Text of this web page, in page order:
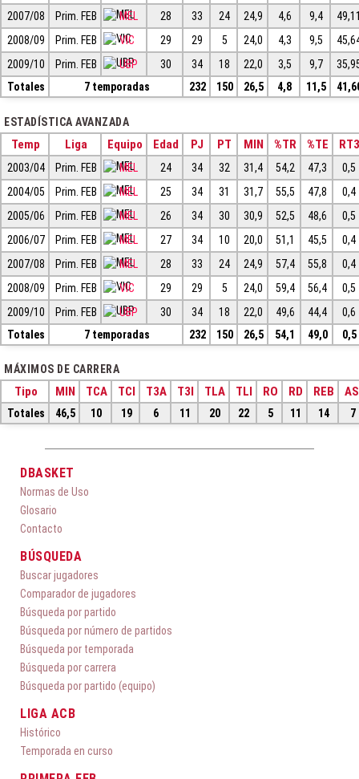
2007/08
Prim. FEB MEL 28 33 24 24,9 4,6 9,4
2008/09
Prim. FEB VIC 29 29 5 24,0 4,3 9,5
2009/10
Prim. FEB UBP 30 34 18 22,0 3,5 9,7
Totales
7 temporadas 232 150 26,5 4,8 11,5
ESTADÍSTICA AVANZADA
Temp Liga Equipo Edad PJ PT MIN %TR %TE RT3
2003/04 Prim. FEB MEL 24 34 32 31,4 54,2 47,3
0,5
2004/05
Prim. FEB MEL 25 34 31 31,7 55,5 47,8
0,4
2005/06
Prim. FEB MEL 26 34 30 30,9 52,5 48,6
0,5
2006/07
Prim. FEB MEL 27 34 10 20,0 51,1 45,5
0,4
2007/08
Prim. FEB MEL 28 33 24 24,9 57,4 55,8
0,4
2008/09
Prim. FEB VIC 29 29 5 24,0 59,4 56,4
0,5
2009/10
Prim. FEB UBP 30 34 18 22,0 49,6 44,4
0,6
Totales
7 temporadas 232 150 26,5 54,1 49,0 0,5
MÁXIMOS DE CARRERA
Tipo MIN TCA TCI T3A T3I TLA TLI RO RD REB
Totales 46,5 10 19 6 11 20 22 5 11 14 7
DBASKET
Normas de Uso
Glosario
Contacto
BÚSQUEDA
Buscar jugadores
Comparador de jugadores
Búsqueda por partido
Búsqueda por número de partidos
Búsqueda por temporada
Búsqueda por carrera
Búsqueda por partido (equipo)
LIGA ACB
Histórico
Temporada en curso